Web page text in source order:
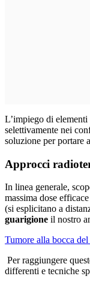
L’impiego di
selettivamente nei
soluzione per portare
Approcci
In linea generale,
massima dose
(si esplicitano a
guarigione il nostro
Tumore alla bocca
Per raggiungere
differenti e tecniche